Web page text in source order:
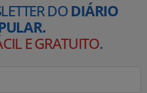
DODIÁRIO
E GRATUITO.